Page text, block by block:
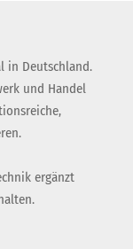
in Deutschland.
und Handel
ergänzt